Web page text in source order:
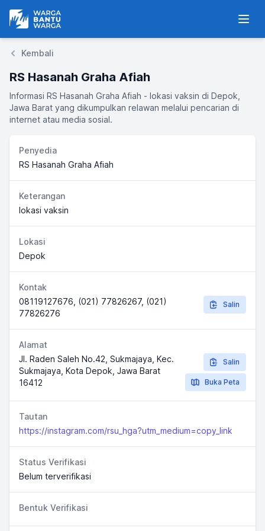
Warga Bantu Warga
Kembali
RS Hasanah Graha Afiah
Informasi RS Hasanah Graha Afiah - lokasi vaksin di Depok,
Jawa Barat yang dikumpulkan relawan melalui pencarian di
internet atau media sosial.
Penyedia
RS Hasanah Graha Afiah
Keterangan
lokasi vaksin
Lokasi
Depok
Kontak
08119127676, (021) 77826267, (021)
77826276
Salin
Alamat
Jl. Raden Saleh No.42, Sukmajaya, Kec.
Sukmajaya, Kota Depok, Jawa Barat
16412
Salin
Buka Peta
Tautan
https://instagram.com/rsu_hga?utm_medium=copy_link
Status Verifikasi
Belum terverifikasi
Bentuk Verifikasi